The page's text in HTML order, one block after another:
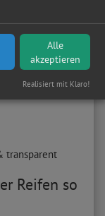
deiner Nähe
transparent
Reifen so
Alle
akzeptieren
Realisiert mit Klaro!